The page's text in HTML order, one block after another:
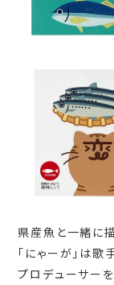
県産魚と一緒に
「にゃーが」は
プロデューサー